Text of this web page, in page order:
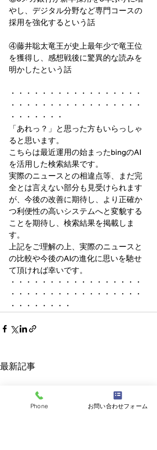
やし、デジタル分野など専門コースの
採用を強化するという話
④藤井聡太竜王が史上最年少で竜王位
を獲得し、感想戦後に驚異的な読みを
明かしたという話
・・・・・・・・・・・・・・・・・
・・・・・・・・・・・・・・・・・
・・・・・・・
「あれっ？」と思った方もいらっしゃ
ると思います。
こちらは最近運用の始まったbingのAI
を活用した検索結果です。
実際のニュースとの相違点等、まだ完
全とは言えない部分も見受けられます
が、今後の改善に期待し、より正確か
つ利便性の高いシステムへと変貌する
ことを期待し、検索結果を掲載しま
す。
上記をご理解の上、実際のニュースと
の比較や今後のAIの進化に思いを馳せ
て頂ければ幸いです。
・・・・・・・・・・・・・・・・・
・・・・・・・・・・・・・・・・・
・・・・・・・・
最新記事
Phone お問い合わせフォーム